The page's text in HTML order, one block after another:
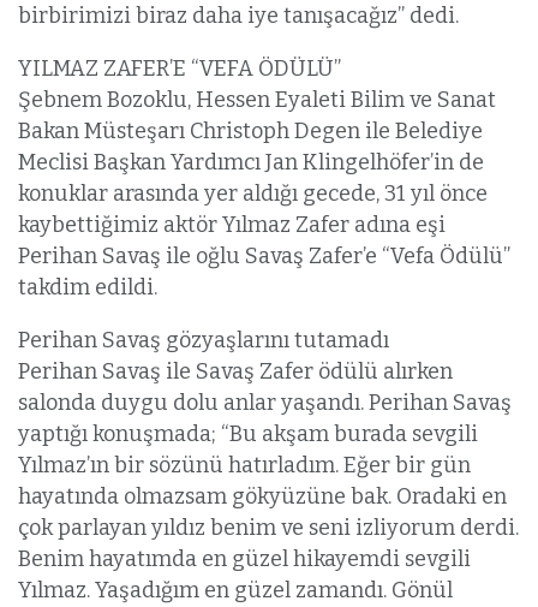
birbirimizi biraz daha iye tanışacağız” dedi.
YILMAZ ZAFER’E “VEFA ÖDÜLÜ”
Şebnem Bozoklu, Hessen Eyaleti Bilim ve Sanat
Bakan Müsteşarı Christoph Degen ile Belediye
Meclisi Başkan Yardımcı Jan Klingelhöfer’in de
konuklar arasında yer aldığı gecede, 31 yıl önce
kaybettiğimiz aktör Yılmaz Zafer adına eşi
Perihan Savaş ile oğlu Savaş Zafer’e “Vefa Ödülü”
takdim edildi.
Perihan Savaş gözyaşlarını tutamadı
Perihan Savaş ile Savaş Zafer ödülü alırken
salonda duygu dolu anlar yaşandı. Perihan Savaş
yaptığı konuşmada; “Bu akşam burada sevgili
Yılmaz’ın bir sözünü hatırladım. Eğer bir gün
hayatında olmazsam gökyüzüne bak. Oradaki en
çok parlayan yıldız benim ve seni izliyorum derdi.
Benim hayatımda en güzel hikayemdi sevgili
Yılmaz. Yaşadığım en güzel zamandı. Gönül